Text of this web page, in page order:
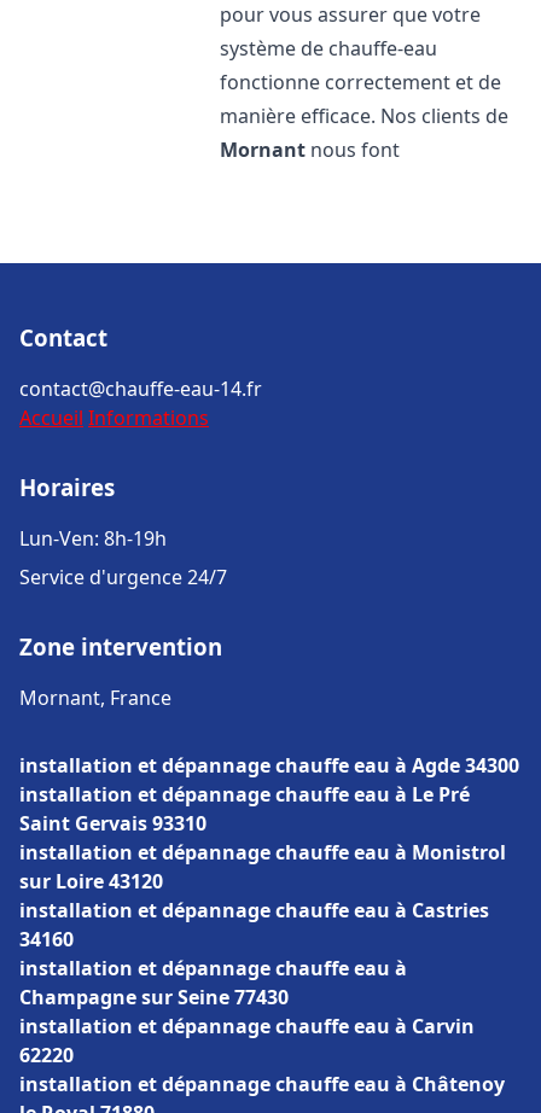
pour vous assurer que votre
système de chauffe-eau
fonctionne correctement et de
manière efficace. Nos clients de
Mornant nous font
Contact
contact@chauffe-eau-14.fr
Accueil Informations
Horaires
Lun-Ven: 8h-19h
Service d'urgence 24/7
Zone intervention
Mornant, France
installation et dépannage chauffe eau à Agde 34300
installation et dépannage chauffe eau à Le Pré
Saint Gervais 93310
installation et dépannage chauffe eau à Monistrol
sur Loire 43120
installation et dépannage chauffe eau à Castries
34160
installation et dépannage chauffe eau à
Champagne sur Seine 77430
installation et dépannage chauffe eau à Carvin
62220
installation et dépannage chauffe eau à Châtenoy